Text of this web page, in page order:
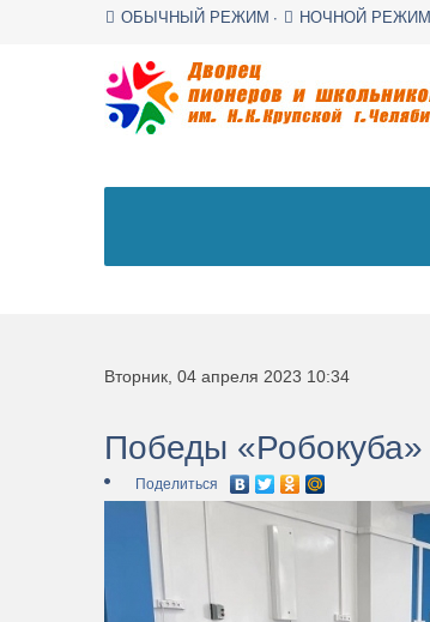
ОБЫЧНЫЙ РЕЖИМ НОЧНОЙ РЕЖИМ
Вторник, 04 апреля 2023 10:34
Победы «Робокуба»
Поделиться